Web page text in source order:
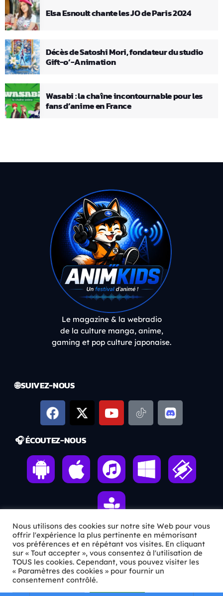
Elsa Esnoult chante les JO de Paris 2024
Décès de Satoshi Mori, fondateur du studio
Gift-o’-Animation
Wasabi : la chaîne incontournable pour les
fans d’anime en France
Le magazine & la webradio
de la culture manga, anime,
gaming et pop culture japonaise.
🌐 SUIVEZ-NOUS
🎧 ÉCOUTEZ-NOUS
ℹ️ INFOS PRATIQUES
✉️Contact
🦊Qui sommes-nous ?
Nous utilisons des cookies sur notre site Web pour vous
offrir l'expérience la plus pertinente en mémorisant
vos préférences et en répétant vos visites. En cliquant
sur « Tout accepter », vous consentez à l'utilisation de
TOUS les cookies. Cependant, vous pouvez visiter les
« Paramètres des cookies » pour fournir un
consentement contrôlé.